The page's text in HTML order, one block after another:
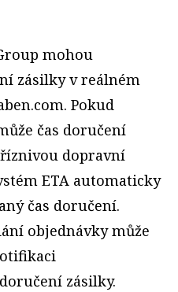
mohou
zásilky v reálném
Pokud
čas doručení
dopravní
ETA automaticky
čas doručení.
objednávky může
zásilky.